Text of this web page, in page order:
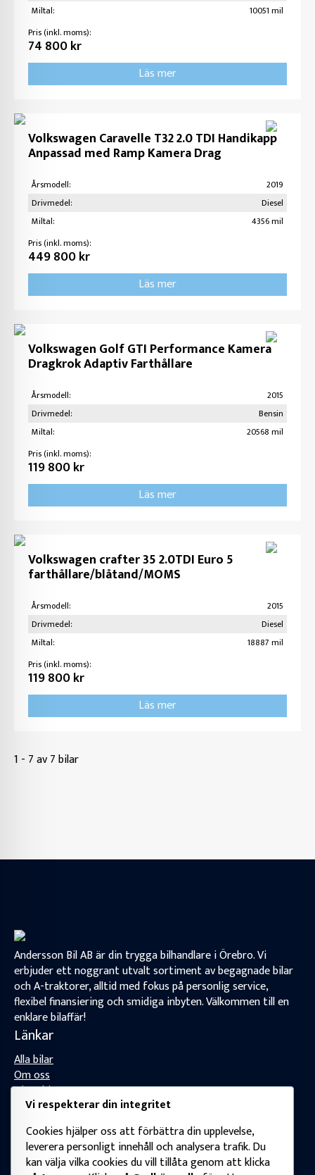
Miltal:
10051 mil
Pris (inkl. moms):
74 800 kr
Läs mer
Volkswagen Caravelle T32 2.0 TDI Handikapp
Anpassad med Ramp Kamera Drag
Årsmodell:
2019
Drivmedel:
Diesel
Miltal:
4356 mil
Pris (inkl. moms):
449 800 kr
Läs mer
Volkswagen Golf GTI Performance Kamera
Dragkrok Adaptiv Farthållare
Årsmodell:
2015
Drivmedel:
Bensin
Miltal:
20568 mil
Pris (inkl. moms):
119 800 kr
Läs mer
Volkswagen crafter 35 2.0TDI Euro 5
farthållare/blåtand/MOMS
Årsmodell:
2015
Drivmedel:
Diesel
Miltal:
18887 mil
Pris (inkl. moms):
119 800 kr
Läs mer
1 - 7 av 7 bilar
Andersson Bil AB är din trygga bilhandlare i Örebro. Vi
erbjuder ett noggrant utvalt sortiment av begagnade bilar
och A-traktorer, alltid med fokus på personlig service,
flexibel finansiering och smidiga inbyten. Välkommen till en
enklare bilaffär!
Länkar
Alla bilar
Om oss
Hitta hit
Kontakta oss
Kontakt
info@anderssonbil.se
Vi respekterar din integritet
Cookies hjälper oss att förbättra din upplevelse,
leverera personligt innehåll och analysera trafik. Du
kan välja vilka cookies du vill tillåta genom att klicka